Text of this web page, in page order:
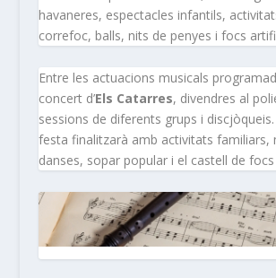
havaneres, espectacles infantils,
correfoc, balls, nits de penyes i focs
Entre les actuacions musicals
concert d’Els Catarres, divendres al
sessions de diferents grups i
festa finalitzarà amb activitats familiars,
danses, sopar popular i el castell de focs